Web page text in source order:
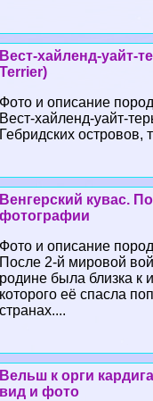
Вест-хайленд-уайт-
Terrier)
Фото и описание
Вест-хайленд-уайт-
Гебридских островов,
Венгерский кувас.
фотографии
Фото и описание
После 2-й мировой
родине была близка к
которого её спасла
странах....
Вельш к opги
вид и фото